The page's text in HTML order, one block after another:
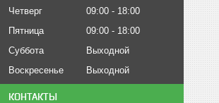
Четверг
09:00
18:00
Пятница
09:00
18:00
Суббота
Выходной
Воскресенье
Выходной
КОНТАКТЫ